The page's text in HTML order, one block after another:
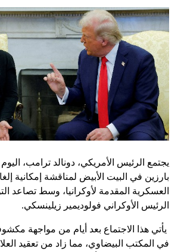
يجتمع الرئيس الأمريكي، دونالد ترامب،
بارزين في البيت الأبيض لمناقشة إمكانية
العسكرية المقدمة لأوكرانيا، وسط تصاعد
الرئيس الأوكراني فولوديمير زيلينسكي.
يأتي هذا الاجتماع بعد أيام من مواجهة
في المكتب البيضاوي، مما زاد من تعقيد